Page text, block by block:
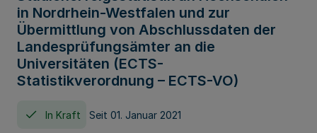
in Nordrhein-Westfalen und zur
Übermittlung von Abschlussdaten der
Landesprüfungsämter an die
Universitäten (ECTS-
Statistikverordnung – ECTS-VO)
In Kraft Seit 01. Januar 2021